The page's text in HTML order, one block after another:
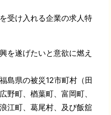
受け入れる企業の求人特
を遂げたいと意欲に燃え
島県の被災12市町村（田
野町、楢葉町、富岡町、
江町、葛尾村、及び飯舘